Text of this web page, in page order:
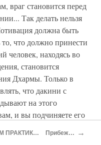
враг становится перед
Так делать нельзя
должна быть
то, что должно принести
человек, находясь во
становится
Дхармы. Только в
что дакини с
на этого
и вы подчиняете его
что дакини
существ, которые
ЧАСТЬ 2. УЧЕНИЕ ПО БУДДИЙСКИМ ПРАКТИКАМ НЁНДРО Прибежище →